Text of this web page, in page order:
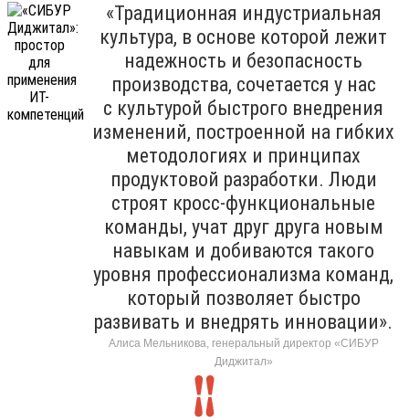
«Традиционная индустриальная
культура, в основе которой лежит
надежность и безопасность
производства, сочетается у нас
с культурой быстрого внедрения
изменений, построенной на гибких
методологиях и принципах
продуктовой разработки. Люди
строят кросс-функциональные
команды, учат друг друга новым
навыкам и добиваются такого
уровня профессионализма команд,
который позволяет быстро
развивать и внедрять инновации».
Алиса Мельникова, генеральный директор «СИБУР
Диджитал»